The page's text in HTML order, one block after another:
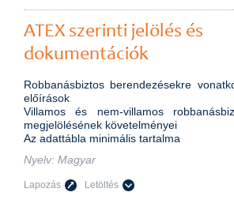
ATEX szerinti jelölés és
dokumentációk
Robbanásbiztos berendezésekre
előírások
Villamos és nem-villamos
megjelölésének követelményei
Az adattábla minimális tartalma
Nyelv: Magy
Lapozás Letöltés